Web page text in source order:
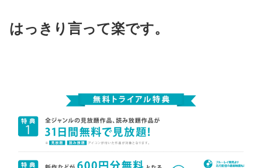
はっきり言って楽です。